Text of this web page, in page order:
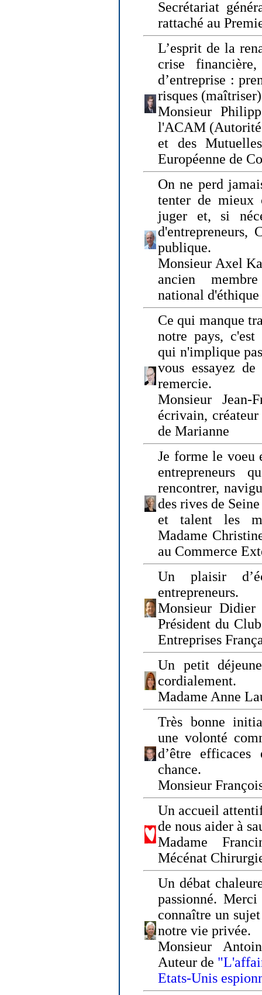
Secrétariat
rattaché au
L’esprit de la
crise
d’entreprise :
risques
Monsieur
l'ACAM (Autorité
et des
Européenne de
On ne perd
tenter de mieux
juger et, si
d'entrepreneurs,
publique.
Monsieur Axel
ancien
national d'éthique
Ce qui manque
notre pays,
qui n'implique
vous essayez
remercie.
Monsieur Jean-
écrivain,
de Marianne
Je forme le voeu
entrepreneurs
rencontrer,
des rives de
et talent les
Madame
au Commerce
Un plaisir
entrepreneurs.
Monsieur
Président du
Entreprises
Un petit
cordialement.
Madame Anne
Très bonne
une volonté
d’être
chance.
Monsieur
Un accueil
de nous aider à
Madame
Mécénat
Un débat
passionné.
connaître un
notre vie privée.
Monsieur
Auteur de
Etats-Unis